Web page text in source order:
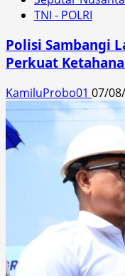
TNI - POLRI
Polisi Sambangi
Perkuat
KamiluProbo01 07/